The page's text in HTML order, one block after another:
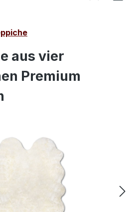
aus vier
Premium